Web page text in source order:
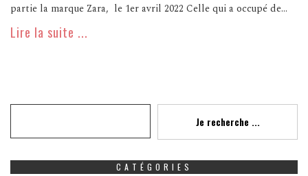
partie la marque Zara, le 1er avril 2022 Celle qui a occupé de...
Lire la suite ...
Je recherche ...
CATÉGORIES